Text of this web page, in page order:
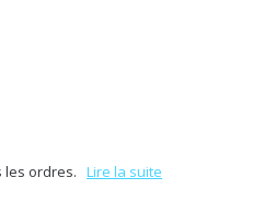
les ordres. Lire la suite